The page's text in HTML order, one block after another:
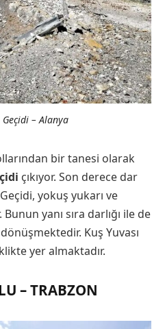
Geçidi – Alanya
bir tanesi olarak
çıkıyor. Son derece dar
yokuş yukarı ve
yanı sıra darlığı ile de
Kuş Yuvası
yer almaktadır.
– TRABZON